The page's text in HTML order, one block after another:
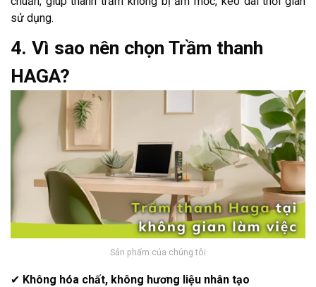
sử dụng.
4. Vì sao nên chọn Trầm thanh
HAGA?
Sản phẩm của chúng tôi
✔ Không hóa chất, không hương liệu nhân tạo